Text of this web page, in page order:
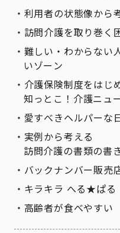
利用者の状態像から
訪問介護を取り巻く
難しい・わからない
いゾーン
介護保険制度をはじ
知っとこ！介護ニュ
愛すべきヘルパーな
実例から考える
訪問介護の書類の書
バックナンバー販売
キラキラ へる★ぱる
高齢者が食べやす